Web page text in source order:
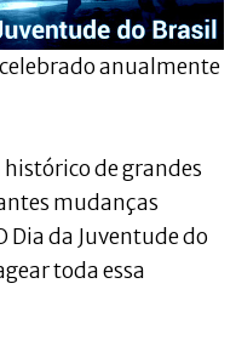
anualmente
de grandes
mudanças
Dia da Juventude do
toda essa